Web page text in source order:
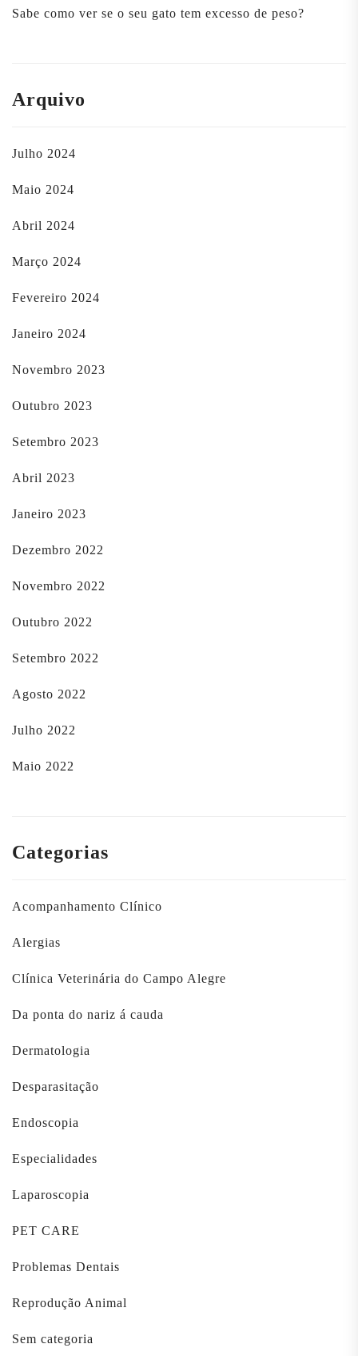
Sabe como ver se o seu gato tem excesso de peso?
Arquivo
Julho 2024
Maio 2024
Abril 2024
Março 2024
Fevereiro 2024
Janeiro 2024
Novembro 2023
Outubro 2023
Setembro 2023
Abril 2023
Janeiro 2023
Dezembro 2022
Novembro 2022
Outubro 2022
Setembro 2022
Agosto 2022
Julho 2022
Maio 2022
Categorias
Acompanhamento Clínico
Alergias
Clínica Veterinária do Campo Alegre
Da ponta do nariz á cauda
Dermatologia
Desparasitação
Endoscopia
Especialidades
Laparoscopia
PET CARE
Problemas Dentais
Reprodução Animal
Sem categoria